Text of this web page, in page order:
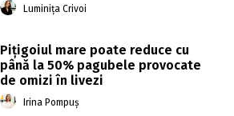
Luminița Crivoi
Pițigoiul mare poate reduce cu
până la 50% pagubele provocate
de omizi în livezi
Irina Pompuș